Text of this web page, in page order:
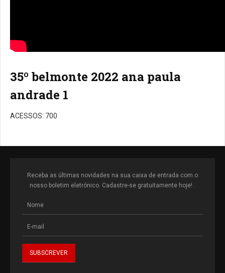
35º belmonte 2022 ana paula
andrade 1
ACESSOS: 700
Receba as últimas novidades na sua caixa de entrada com o
nosso boletim eletrónico. Cadastre-se gratuitamente hoje! .